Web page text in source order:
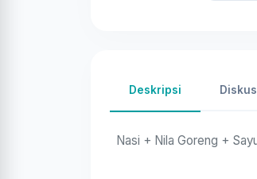
Deskripsi
Nasi + Nila Goreng +